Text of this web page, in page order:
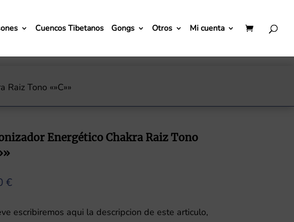
Cuencos Tibetanos Gongs Otros Mi cuenta
Raiz Tono «»C»»
Energético Chakra Raiz Tono
€
escribiremos aqui la descripcion de este articulo,